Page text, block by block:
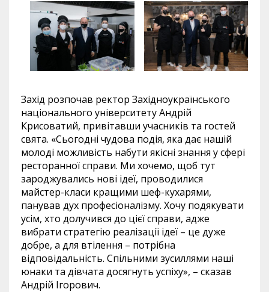
Захід розпочав ректор Західноукраїнського
національного університету Андрій
Крисоватий, привітавши учасників та гостей
свята. «Сьогодні чудова подія, яка дає нашій
молоді можливість набути якісні знання у сфері
ресторанної справи. Ми хочемо, щоб тут
зароджувались нові ідеї, проводилися
майстер-класи кращими шеф-кухарями,
панував дух професіоналізму. Хочу подякувати
усім, хто долучився до цієї справи, адже
вибрати стратегію реалізації ідеї – це дуже
добре, а для втілення – потрібна
відповідальність. Спільними зусиллями наші
юнаки та дівчата досягнуть успіху», – сказав
Андрій Ігорович.